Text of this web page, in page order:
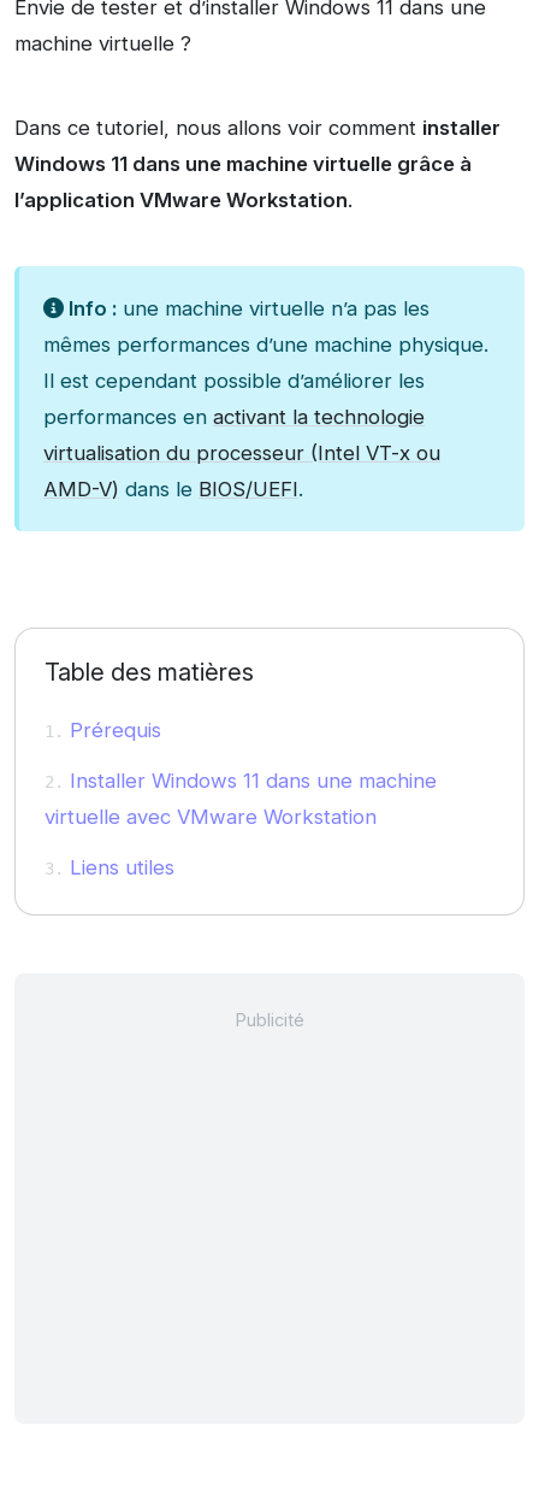
Envie de tester et d’installer Windows 11 dans une
machine virtuelle ?
Dans ce tutoriel, nous allons voir comment installer
Windows 11 dans une machine virtuelle grâce à
l’application VMware Workstation.
Info : une machine virtuelle n’a pas les
mêmes performances d’une machine physique.
Il est cependant possible d’améliorer les
performances en activant la technologie
virtualisation du processeur (Intel VT-x ou
AMD-V) dans le BIOS/UEFI.
Table des matières
Prérequis
Installer Windows 11 dans une machine
virtuelle avec VMware Workstation
Liens utiles